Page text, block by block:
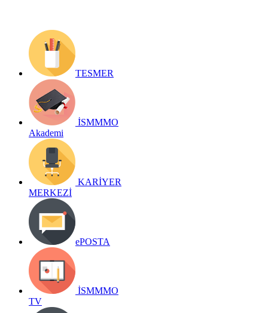
TESMER
İSMMMO
Akademi
KARİYER
MERKEZİ
ePOSTA
İSMMMO
TV